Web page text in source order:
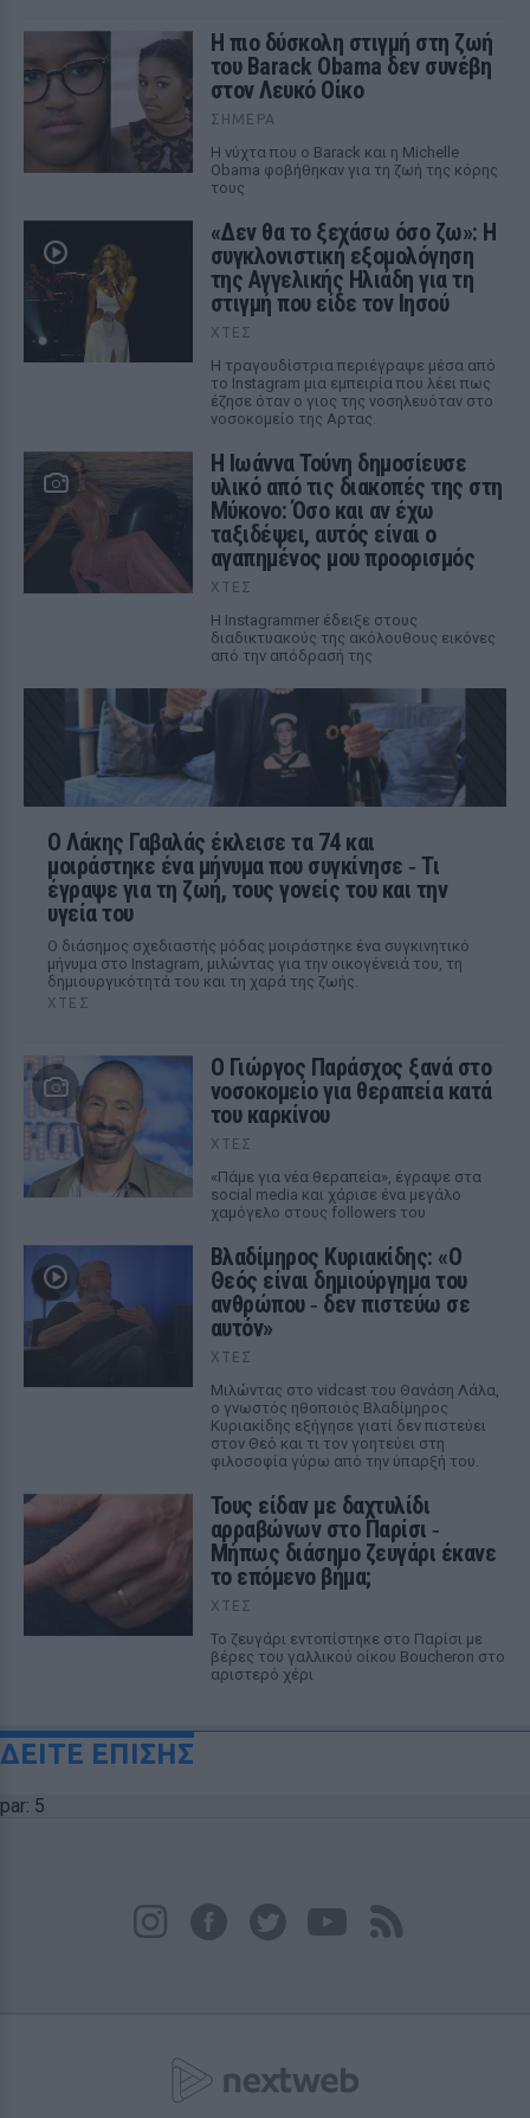
Η πιο δύσκολη στιγμή στη ζωή
του Barack Obama δεν συνέβη
στον Λευκό Οίκο
ΣΉΜΕΡΑ
Η νύχτα που ο Barack και η Michelle
Obama φοβήθηκαν για τη ζωή της κόρης
τους
«Δεν θα το ξεχάσω όσο ζω»: Η
συγκλονιστική εξομολόγηση
της Αγγελικής Ηλιάδη για τη
στιγμή που είδε τον Ιησού
ΧΤΕΣ
Η τραγουδίστρια περιέγραψε μέσα από
το Instagram μια εμπειρία που λέει πως
έζησε όταν ο γιος της νοσηλευόταν στο
νοσοκομείο της Αρτας.
Η Ιωάννα Τούνη δημοσίευσε
υλικό από τις διακοπές της στη
Μύκονο: Όσο και αν έχω
ταξιδέψει, αυτός είναι ο
αγαπημένος μου προορισμός
ΧΤΕΣ
Η Instagrammer έδειξε στους
διαδικτυακούς της ακόλουθους εικόνες
από την απόδρασή της
Ο Λάκης Γαβαλάς έκλεισε τα 74 και
μοιράστηκε ένα μήνυμα που συγκίνησε ‑ Τι
έγραψε για τη ζωή, τους γονείς του και την
υγεία του
Ο διάσημος σχεδιαστής μόδας μοιράστηκε ένα συγκινητικό
μήνυμα στο Instagram, μιλώντας για την οικογένειά του, τη
δημιουργικότητά του και τη χαρά της ζωής.
ΧΤΕΣ
O Γιώργος Παράσχος ξανά στο
νοσοκομείο για θεραπεία κατά
του καρκίνου
ΧΤΕΣ
«Πάμε για νέα θεραπεία», έγραψε στα
social media και χάρισε ένα μεγάλο
χαμόγελο στους followers του
Βλαδίμηρος Κυριακίδης: «Ο
Θεός είναι δημιούργημα του
ανθρώπου ‑ δεν πιστεύω σε
αυτόν»
ΧΤΕΣ
Μιλώντας στο vidcast του Θανάση Λάλα,
ο γνωστός ηθοποιός Βλαδίμηρος
Κυριακίδης εξήγησε γιατί δεν πιστεύει
στον Θεό και τι τον γοητεύει στη
φιλοσοφία γύρω από την ύπαρξή του.
Τους είδαν με δαχτυλίδι
αρραβώνων στο Παρίσι ‑
Μήπως διάσημο ζευγάρι έκανε
το επόμενο βήμα;
ΧΤΕΣ
Το ζευγάρι εντοπίστηκε στο Παρίσι με
βέρες του γαλλικού οίκου Boucheron στο
αριστερό χέρι
ΔΕΙΤΕ ΕΠΙΣΗΣ
par: 5